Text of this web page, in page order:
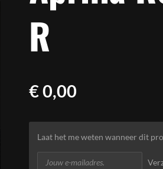
R
€ 0,00
Laat het me weten wanneer dit